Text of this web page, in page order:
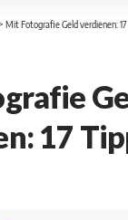
Mit Fotografie Geld verdienen:
17